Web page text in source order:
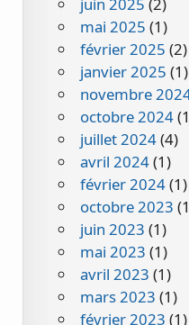
juin 2025 (2)
mai 2025 (1)
février 2025 (2)
janvier 2025 (1)
novembre
octobre 2024
juillet 2024(4)
avril 2024(1)
février 2024(1)
octobre 2023
juin 2023 (1)
mai 2023 (1)
avril 2023 (1)
mars 2023 (1)
février 2023 (1)